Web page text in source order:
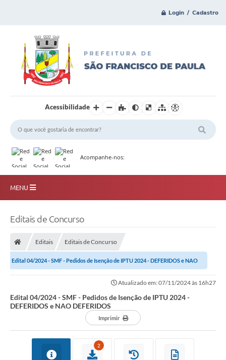
Login / Cadastro
Acessibilidade
Acompanhe-nos:
MENU
A Cidade
Transparência
Coronavírus
Consórcio Josafaz
Editais de Concurso
Editais Editais de Concurso
Edital 04/2024 - SMF - Pedidos de Isenção de IPTU 2024 - DEFERIDOS e NAO
Atualizado em: 07/11/2024 às 16h27
Edital 04/2024 - SMF - Pedidos de Isenção de IPTU 2024 -
DEFERIDOS e NAO DEFERIDOS
Imprimir
2